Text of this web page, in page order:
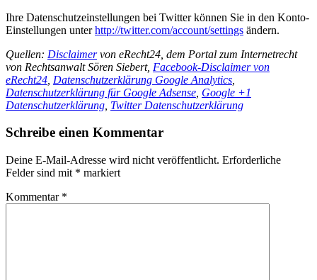
Ihre Datenschutzeinstellungen bei Twitter können Sie in den Konto-
Einstellungen unterhttp://twitter.com/account/settings ändern.
Quellen: Disclaimervon eRecht24, dem Portal zum Internetrecht
von Rechtsanwalt Sören Siebert, Facebook-Disclaimer von
eRecht24 Datenschutzerklärung Google Analytics
Datenschutzerklärung für Google Adsense Google +1
Datenschutzerklärung Twitter Datenschutzerklärung
Schreibe einen Kommentar
Deine E-Mail-Adresse wird nicht veröffentlicht. Erforderliche
Felder sind mit * markiert
Kommentar *